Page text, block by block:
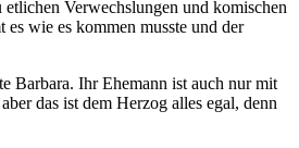
Verwechslungen und komischen
wie es kommen musste und der
Barbara. Ihr Ehemann ist auch nur mit
das ist dem Herzog alles egal, denn